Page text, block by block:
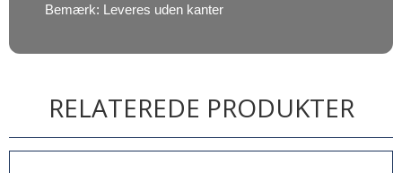
Bemærk: Leveres uden kanter
RELATEREDE PRODUKTER